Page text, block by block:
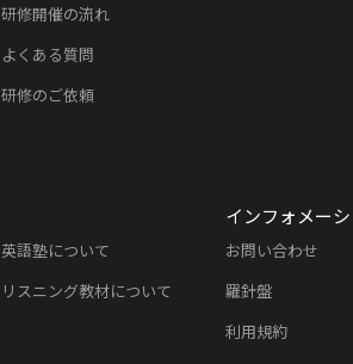
研修開催の流れ
よくある質問
研修のご依頼
英語塾について
リスニング教材について
インフォメー
お問い合わせ
羅針盤
利用規約